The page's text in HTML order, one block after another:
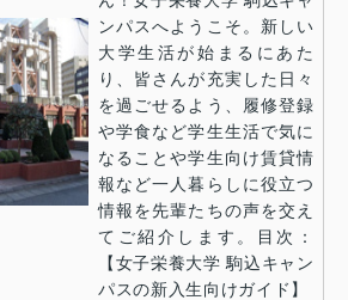
ンパスへようこそ。新しい
大学生活が始まるにあた
り、皆さんが充実した日々
を過ごせるよう、履修登録
や学食など学生生活で気に
なることや学生向け賃貸情
報など一人暮らしに役立つ
情報を先輩たちの声を交え
てご紹介します。目次：
【女子栄養大学 駒込キャン
パスの新入生向けガイド】